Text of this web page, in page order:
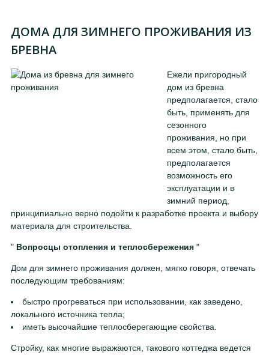
ДОМА ДЛЯ ЗИМНЕГО ПРОЖИВАНИЯ ИЗ
БРЕВНА
Ежели пригородный
дом из бревна
предполагается, стало
быть, применять для
сезонного
проживания, но при
всем этом, стало быть,
предполагается
возможность его
эксплуатации и в
зимний период,
принципиально верно подойти к разработке проекта и выбору
материала для строительства.
Вопросцы отопления и теплосбережения
Дом для зимнего проживания должен, мягко говоря, отвечать
последующим требованиям:
быстро прогреваться при использовании, как заведено,
локального источника тепла;
иметь высочайшие теплосберегающие свойства.
Стройку, как многие выражаются, такового коттеджа ведется